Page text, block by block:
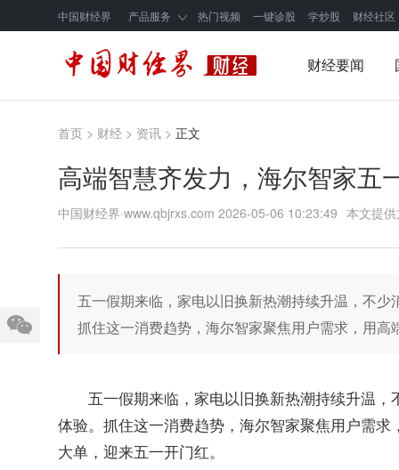
中国财经界 产品服务 热门视频 一键诊股 学炒股 财经社区
财经要闻
首页 > 财经 > 资讯 > 正文
高端智慧齐发力，海尔智家五
中国财经界·www.qbjrxs.com 2026-05-06 10:23:49 本文提
五一假期来临，家电以旧换新热潮持续升温，不
抓住这一消费趋势，海尔智家聚焦用户需求，用
五一假期来临，家电以旧换新热潮持续升温
体验。抓住这一消费趋势，海尔智家聚焦用户需
大单，迎来五一开门红。